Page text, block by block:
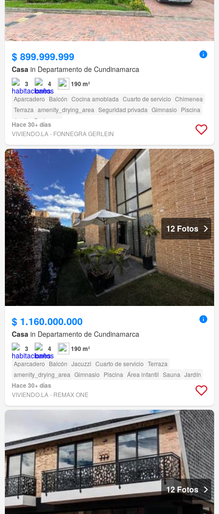
$ 899.999.999
Casa in Departamento de Cundinamarca
3 4 190 m²
Aparcadero Balcón Cocina amoblada Cuarto de servicio Chimenea
Terraza amenity_drying_area Seguridad privada Gimnasio Piscina
Jardín
Barbecue
Hace 30+ días
VIVIENDO.LA - FONNEGRA GERLEIN
12 Fotos
$ 1.160.000.000
Casa in Departamento de Cundinamarca
3 4 190 m²
Aparcadero Balcón Jacuzzi Cuarto de servicio Terraza
amenity_drying_area Gimnasio Piscina Área infantil Sauna Jardín
Hace 30+ días
VIVIENDO.LA - REMAX ONE
12 Fotos